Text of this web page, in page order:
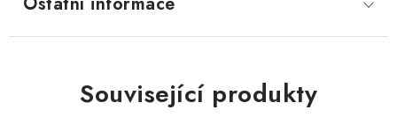
Související produkty